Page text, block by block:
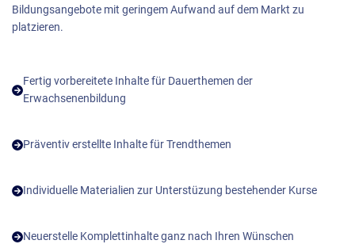
Bildungsangebote mit geringem Aufwand auf dem Markt zu
platzieren.
Fertig vorbereitete Inhalte für Dauerthemen der
Erwachsenenbildung
Präventiv erstellte Inhalte für Trendthemen
Individuelle Materialien zur Unterstüzung bestehender Kurse
Neuerstelle Komplettinhalte ganz nach Ihren Wünschen